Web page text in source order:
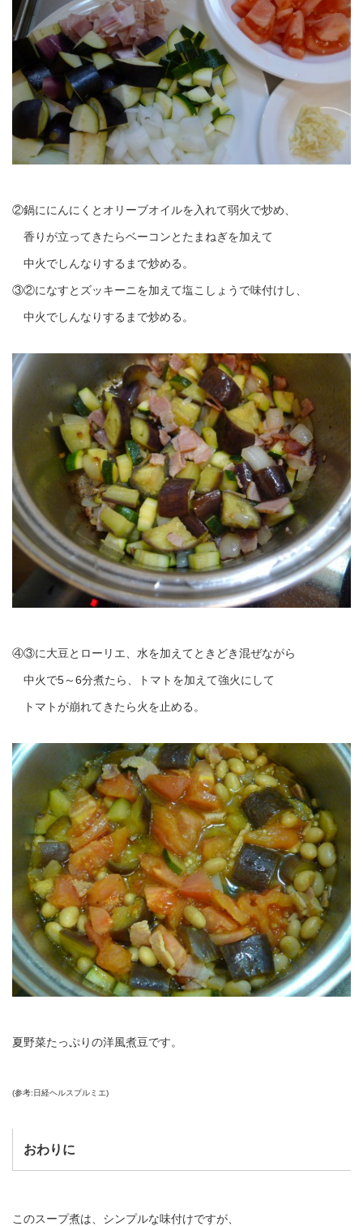
②鍋ににんにくとオリーブオイルを入れて弱火で炒め、
香りが立ってきたらベーコンとたまねぎを加えて
中火でしんなりするまで炒める。
③②になすとズッキーニを加えて塩こしょうで味付けし、
中火でしんなりするまで炒める。
④③に大豆とローリエ、水を加えてときどき混ぜながら
中火で5～6分煮たら、トマトを加えて強火にして
トマトが崩れてきたら火を止める。
夏野菜たっぷりの洋風煮豆です。
(参考:日経ヘルスプルミエ)
おわりに
このスープ煮は、シンプルな味付けですが、